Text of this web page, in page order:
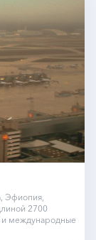
Эфиопия,
2700
и международные